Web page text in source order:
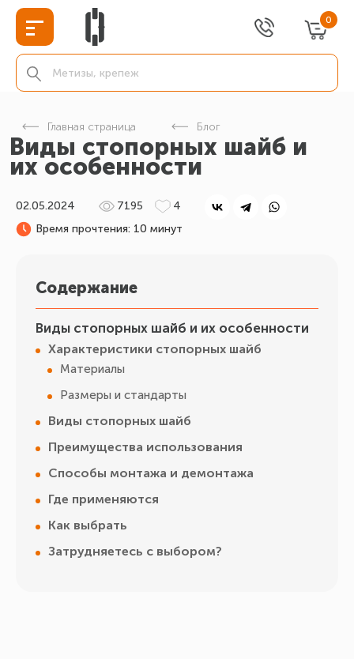
0
Главная страница Блог
Виды стопорных шайб и
их особенности
02.05.2024 7195
4
Время прочтения: 10 минут
Содержание
Виды стопорных шайб и их особенности
Характеристики стопорных шайб
Материалы
Размеры и стандарты
Виды стопорных шайб
Преимущества использования
Способы монтажа и демонтажа
Где применяются
Как выбрать
Затрудняетесь с выбором?